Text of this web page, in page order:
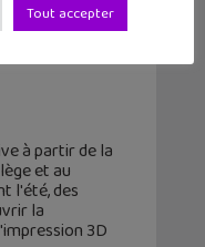
les
à la
à partir de la
et au
l'été, des
la
3D
Tout accepter